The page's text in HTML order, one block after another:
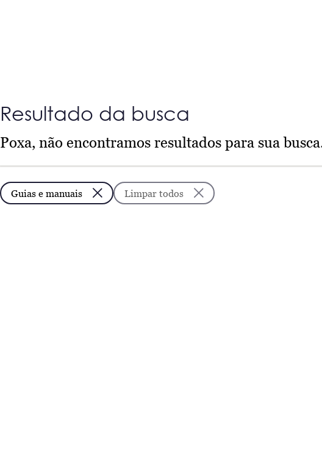
Resultado da busca
Poxa, não encontramos resultados para sua
Guias e manuais Limpar todos